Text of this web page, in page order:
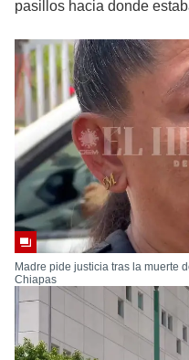
pasillos hacia donde
Madre pide justicia tras la muerte
Chiapas